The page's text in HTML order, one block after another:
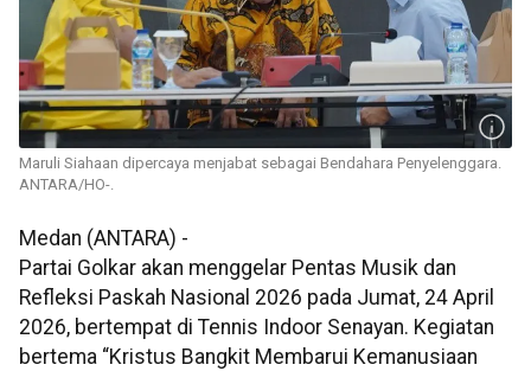
Maruli Siahaan dipercaya menjabat sebagai Bendahara Penyelenggara.
ANTARA/HO-.
Medan (ANTARA) -
Partai Golkar akan menggelar Pentas Musik dan
Refleksi Paskah Nasional 2026 pada Jumat, 24 April
2026, bertempat di Tennis Indoor Senayan. Kegiatan
bertema “Kristus Bangkit Membarui Kemanusiaan